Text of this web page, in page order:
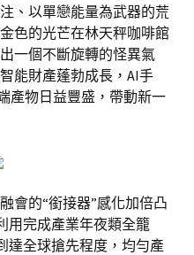
、以單戀能量為武器的荒
色的光芒在林天秤咖啡館
一個不斷旋轉的怪異氣
能財產蓬勃成長，AI手
產物日益豐盛，帶動新一
會的“銜接器”感化加倍凸
用完成產業年夜類全籠
達全球搶先程度，均勻產